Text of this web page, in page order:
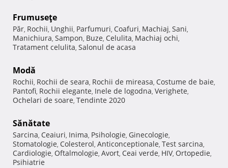
Frumuseţe
Păr, Rochii, Unghii, Parfumuri, Coafuri, Machiaj, Sani,
Manichiura, Sampon, Buze, Celulita, Machiaj ochi,
Tratament celulita, Salonul de acasa
Modă
Rochii, Rochii de seara, Rochii de mireasa, Costume de baie,
Pantofi, Rochii elegante, Inele de logodna, Verighete,
Ochelari de soare, Tendinte 2020
Sănătate
Sarcina, Ceaiuri, Inima, Psihologie, Ginecologie,
Stomatologie, Colesterol, Anticonceptionale, Test sarcina,
Cardiologie, Oftalmologie, Avort, Ceai verde, HIV, Ortopedie,
Psihiatrie